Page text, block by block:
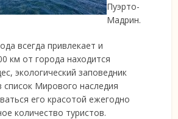
Пуэрто-
Мадрин.
всегда привлекает и
км от города находится
экологический заповедник
список Мирового наследия
его красотой ежегодно
количество туристов.